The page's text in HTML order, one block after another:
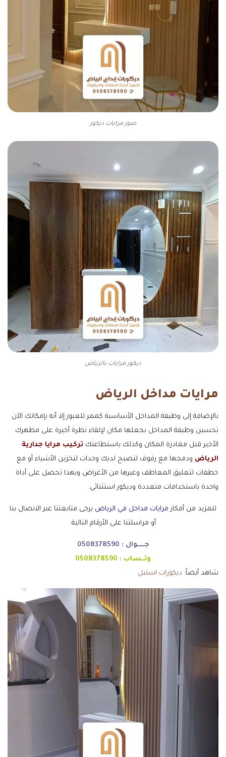
صور مرايات ديكور
ديكور مرايات بالرياض
مرايات مداخل الرياض
بالإضافة إلى وظيفة المداخل الأساسية كممر للعبور إلا أنه بإمكانك الآن
تحسين وظيفة المداخل بجعلها مكان لإلقاء نظرة أخيرة على مظهرك
الأخير قبل مغادرة المكان وكذلك باستطاعتك تركيب مرايا جدارية
الرياض ودمجها مع رفوف لتصبح لديك وحدات لتخزين الأشياء أو مع
خطفات لتعليق المعاطف وغيرها من الأغراض وبهذا تحصل على أداة
واحدة باستخدامات متعددة وديكور استثنائي.
للمزيد من أفكار مرايات مداخل في الرياض يرجى متابعتنا عبر الاتصال بنا
أو مراسلتنا على الأرقام التالية:
جـــــوال : 0508378590
وتــساب : 0508378590
شاهد أيضاً: ديكورات استيل